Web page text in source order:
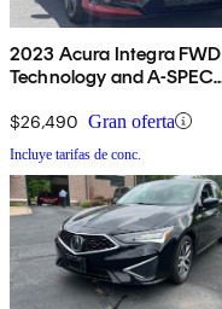
2023 Acura Integra
Technology and A-SPEC
$26,490 Gran oferta
Incluye tarifas de conc.